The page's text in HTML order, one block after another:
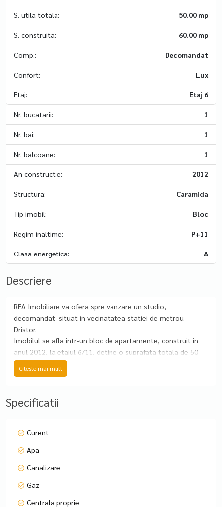
S. utila totala: 50.00 mp
S. construita: 60.00 mp
Comp.: Decomandat
Confort: Lux
Etaj: Etaj 6
Nr. bucatarii: 1
Nr. bai: 1
Nr. balcoane: 1
An constructie: 2012
Structura: Caramida
Tip imobil: Bloc
Regim inaltime: P+11
Clasa energetica: A
Descriere
REA Imobiliare va ofera spre vanzare un studio,
decomandat, situat in vecinatatea statiei de metrou
Dristor.
Imobilul se afla intr-un bloc de apartamente, construit in
anul 2012, la etajul 6/11, detine o suprafata totala de 50
m.p, din care suprafata utila este 40 m.p. si balcon in
suprafata de 10 m.p.
space, o baie, un hol și un balcon.
pe gaz.
medicale, comerciale, educationale, de divertisment,
bancare, parcuri etc.
pana la statia de autobuz/metrou Dristor
Citeste mai mult
Specificatii
Curent
Apa
Canalizare
Gaz
Centrala proprie